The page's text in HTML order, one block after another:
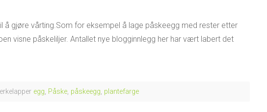
å gjøre vårting.Som for eksempel å lage påskeegg med rester etter
visne påskeliljer. Antallet nye blogginnlegg her har vært labert det
egg, Påske, påskeegg, plantefarge